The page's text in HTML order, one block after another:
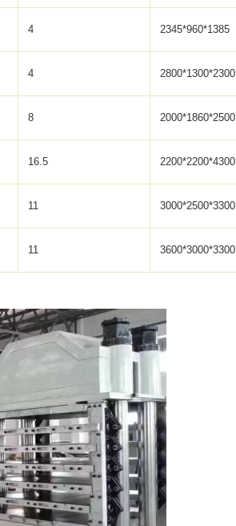
4 2345*960*1385
4 2800*1300*2300
8 2000*1860*2500
16.5 2200*2200*4300
11 3000*2500*3300
11 3600*3000*3300